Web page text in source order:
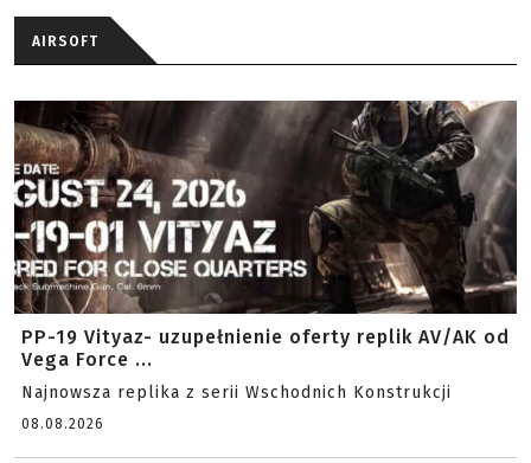
AIRSOFT
PP-19 Vityaz- uzupełnienie oferty replik AV/AK od
Vega Force ...
Najnowsza replika z serii Wschodnich Konstrukcji
08.08.2026